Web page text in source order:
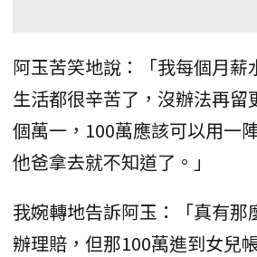
阿玉苦笑地說：「我每個月薪
生活都很辛苦了，沒辦法再留
個萬一，100萬應該可以用一
他爸拿去就不知道了。」
我婉轉地告訴阿玉：「真有那
辦理賠，但那100萬進到女兒